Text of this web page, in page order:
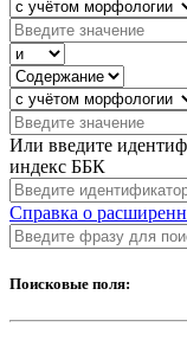
Или введите
индекс ББК
Справка о
Поисковые поля: